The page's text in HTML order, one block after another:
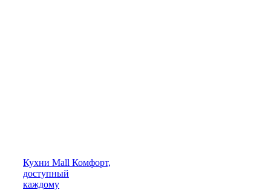
Кухни Mall Комфорт,
доступный
каждому